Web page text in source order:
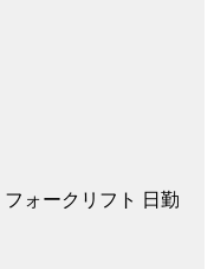
ォークリフト 日勤